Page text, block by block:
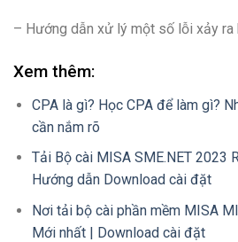
– Hướng dẫn xử lý một số lỗi xảy ra
Xem thêm:
CPA là gì? Học CPA để làm gì?
cần nắm rõ
Tải Bộ cài MISA SME.NET 2023
Hướng dẫn Download cài đặt
Nơi tải bộ cài phần mềm MISA
Mới nhất | Download cài đặt